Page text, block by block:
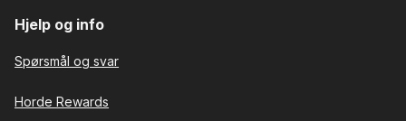
Hjelp og info
Spørsmål og svar
Horde Rewards